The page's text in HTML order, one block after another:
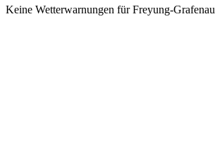
Keine Wetterwarnungen für Freyung-Grafenau